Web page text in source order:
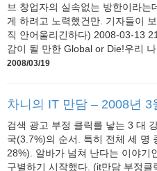
브 창업자의 실속없는 방한이라는
게 하려고 노력했건만. 기자들이
직 안어울리긴하다) 2008-03-13
감이 될 만한 Global or Die!우리
2008/03/19
차니의 IT 만담 – 2008년 3
검색 광고 부정 클릭를 낳는 3 대
국(3.7%)의 순서. 특히 전체 세 명
28%). 알바가 넘쳐 난다는 이야기
구별하기 시작했다. (it만담 부정